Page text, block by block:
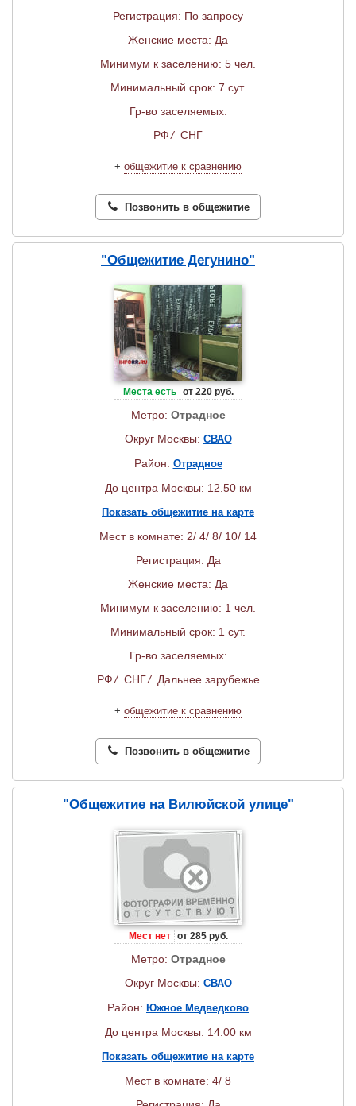
Регистрация: По запросу
Женские места: Да
Минимум к заселению: 5 чел.
Минимальный срок: 7 сут.
Гр-во заселяемых:
РФ/ СНГ
+ общежитие к сравнению
Позвонить в общежитие
"Общежитие Дегунино"
Места есть от 220 руб.
Метро: Отрадное
Округ Москвы: СВАО
Район: Отрадное
До центра Москвы: 12.50 км
Показать общежитие на карте
Мест в комнате: 2/ 4/ 8/ 10/ 14
Регистрация: Да
Женские места: Да
Минимум к заселению: 1 чел.
Минимальный срок: 1 сут.
Гр-во заселяемых:
РФ/ СНГ/ Дальнее зарубежье
+ общежитие к сравнению
Позвонить в общежитие
"Общежитие на Вилюйской улице"
Мест нет от 285 руб.
Метро: Отрадное
Округ Москвы: СВАО
Район: Южное Медведково
До центра Москвы: 14.00 км
Показать общежитие на карте
Мест в комнате: 4/ 8